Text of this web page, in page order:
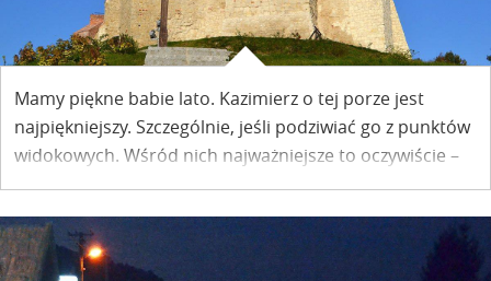
Mamy piękne babie lato. Kazimierz o tej porze jest
najpiękniejszy. Szczególnie, jeśli podziwiać go z punktów
widokowych. Wśród nich najważniejsze to oczywiście –
Zamek i Baszta. Oba zabytki na Wzgórzu Zamkowym
dostępne będą już w ten weekend!